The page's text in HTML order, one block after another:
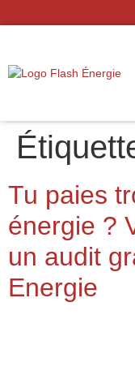
Tu paies
énergie ?
un audit
Energie